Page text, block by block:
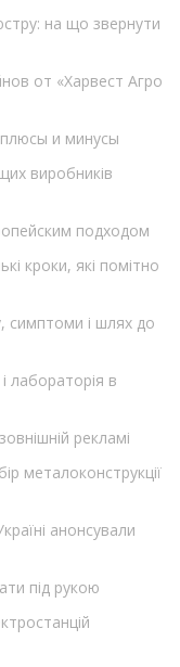
на що звернути
от «Харвест Агро
и минусы
виробників
подходом
кроки, які помітно
симптоми і шлях до
лабораторія в
рекламі
металоконструкції
анонсували
під рукою